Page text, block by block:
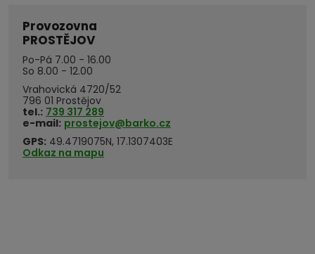
Provozovna
PROSTĚJOV
Po-Pá 7.00 - 16.00
So 8.00 - 12.00
Vrahovická 4720/52
796 01 Prostějov
tel.: 739 317 289
e-mail: prostejov@barko.cz
GPS: 49.4719075N, 17.1307403E
Odkaz na mapu